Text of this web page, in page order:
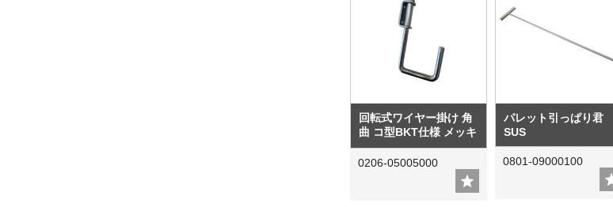
回転式ワイヤー掛け 角
曲 コ型BKT仕様 メッキ
0206-05005000
パレット引っぱり君
SUS
0801-09000100